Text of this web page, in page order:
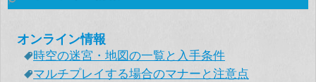
オンライン情報
時空の迷宮・地図の一覧と入手条件
マルチプレイする場合のマナーと注意点